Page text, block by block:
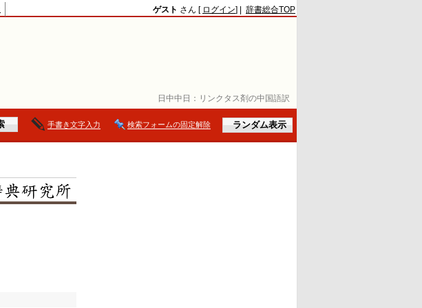
日中中日： リンクタス剤の中国語訳
ゲスト さん [ ログイン] | 辞書総合TOP
手書き文字入力 検索フォームの固定解除